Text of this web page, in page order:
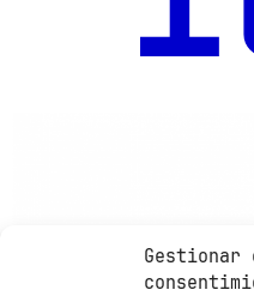
Gestionar